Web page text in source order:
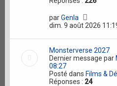
parGenla
dim. 9 août 2026
Monsterverse 2027
Dernier message par
08:27
Posté dans Films &
Réponses : 24